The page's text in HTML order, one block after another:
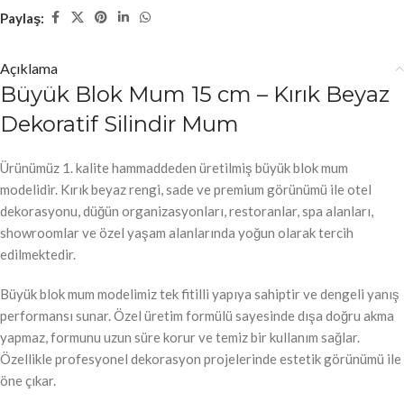
Paylaş:
Açıklama
Büyük Blok Mum 15 cm – Kırık Beyaz
Dekoratif Silindir Mum
Ürünümüz 1. kalite hammaddeden üretilmiş büyük blok mum
modelidir. Kırık beyaz rengi, sade ve premium görünümü ile otel
dekorasyonu, düğün organizasyonları, restoranlar, spa alanları,
showroomlar ve özel yaşam alanlarında yoğun olarak tercih
edilmektedir.
Büyük blok mum modelimiz tek fitilli yapıya sahiptir ve dengeli yanış
performansı sunar. Özel üretim formülü sayesinde dışa doğru akma
yapmaz, formunu uzun süre korur ve temiz bir kullanım sağlar.
Özellikle profesyonel dekorasyon projelerinde estetik görünümü ile
öne çıkar.